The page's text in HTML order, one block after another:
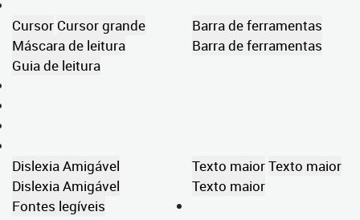
Cursor Cursor grande
Máscara de leitura
Guia de leitura
Barra de ferramentas
Barra de ferramentas
Dislexia Amigável
Dislexia Amigável
Fontes legíveis
Texto maiorTexto maior
Texto maior